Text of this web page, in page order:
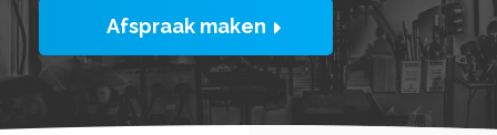
Afspraak maken